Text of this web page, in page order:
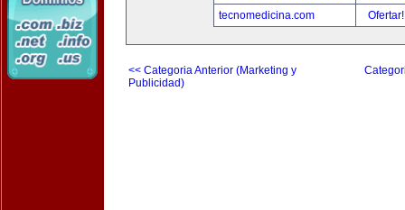
tecnomedicina.com
<< Categoria Anterior (Marketing y
Publicidad)